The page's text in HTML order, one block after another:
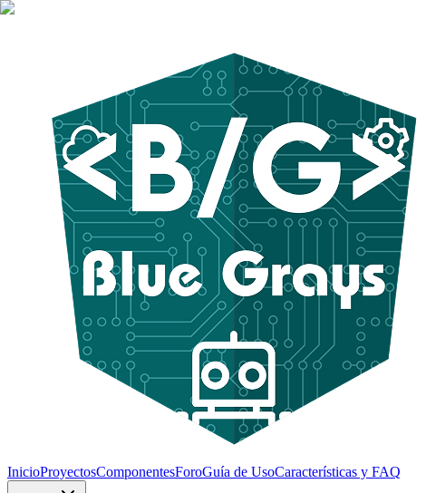
InicioProyectosComponentesForoGuía de UsoCaracterísticas y FAQ